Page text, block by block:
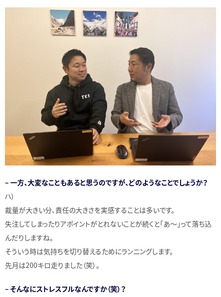
– 一方、大変なこともあると思うのですが、どのようなことでしょうか？
ハ）
裁量が大きい分、責任の大きさを実感することは多いです。
失注してしまったりアポイントがとれないことが続くと「あ〜」って落ち込
んだりしますね。
そういう時は気持ちを切り替えるためにランニングします。
先月は200キロ走りました（笑）。
– そんなにストレスフルなんですか（笑）？